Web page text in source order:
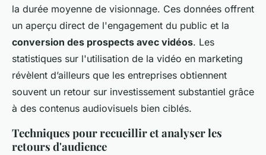
la durée moyenne de visionnage. Ces données offrent
un aperçu direct de l'engagement du public et la
conversion des prospects avec vidéos. Les
statistiques sur l'utilisation de la vidéo en marketing
révèlent d’ailleurs que les entreprises obtiennent
souvent un retour sur investissement substantiel grâce
à des contenus audiovisuels bien ciblés.
Techniques pour recueillir et analyser les
retours d'audience